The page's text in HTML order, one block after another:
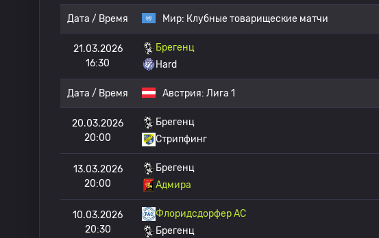
Дата / Время Мир: Клубные товарищеские матчи
21.03.2026
16:30
Брегенц
Hard
Дата / Время Австрия: Лига 1
20.03.2026
20:00
Брегенц
Стрипфинг
13.03.2026
20:00
Брегенц
Адмира
10.03.2026
20:30
Флоридсдорфер АС
Брегенц